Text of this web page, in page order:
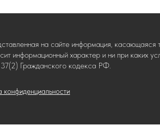
конфиденциальности
на сайте информация, касающаяся
информационный характер и ни при каких
Гражданского кодекса РФ.